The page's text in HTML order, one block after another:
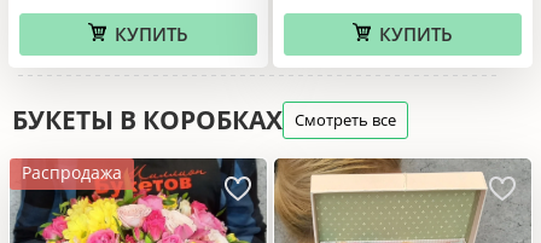
КУПИТЬ КУПИТЬ
БУКЕТЫ В КОРОБКАХ Смотреть все
Распродажа